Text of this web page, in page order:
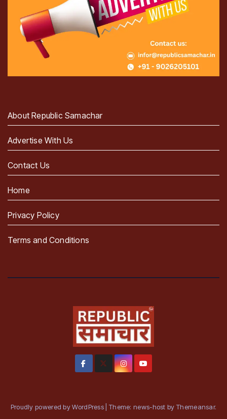
About Republic Samachar
Advertise With Us
Contact Us
Home
Privacy Policy
Terms and Conditions
Proudly powered by WordPress Theme: news-host by Themeansar.